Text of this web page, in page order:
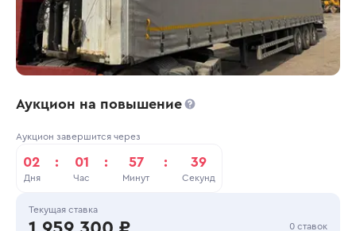
Аукцион на повышение
Аукцион завершится через
02
Дня
: 01
Час
: 57
Минут
: 39
Секунд
Текущая ставка
0 ставок